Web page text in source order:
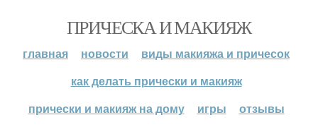
ПРИЧЕСКА И МАКИЯЖ
главная новости
виды макияжа и причесок
как делать прически и макияж
прически и макияж на дому
игры отзывы